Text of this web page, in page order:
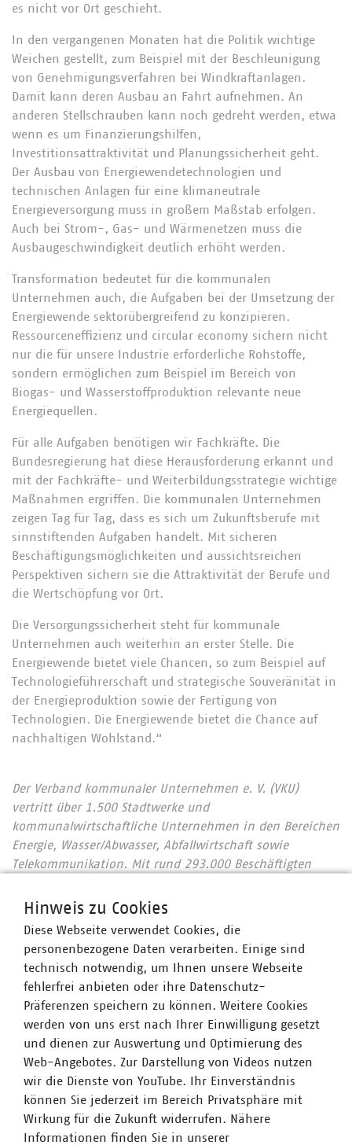
es nicht vor Ort geschieht.
In den vergangenen Monaten hat die Politik wichtige
Weichen gestellt, zum Beispiel mit der Beschleunigung
von Genehmigungsverfahren bei Windkraftanlagen.
Damit kann deren Ausbau an Fahrt aufnehmen. An
anderen Stellschrauben kann noch gedreht werden, etwa
wenn es um Finanzierungshilfen,
Investitionsattraktivität und Planungssicherheit geht.
Der Ausbau von Energiewendetechnologien und
technischen Anlagen für eine klimaneutrale
Energieversorgung muss in großem Maßstab erfolgen.
Auch bei Strom-, Gas- und Wärmenetzen muss die
Ausbaugeschwindigkeit deutlich erhöht werden.
Transformation bedeutet für die kommunalen
Unternehmen auch, die Aufgaben bei der Umsetzung der
Energiewende sektorübergreifend zu konzipieren.
Ressourceneffizienz und circular economy sichern nicht
nur die für unsere Industrie erforderliche Rohstoffe,
sondern ermöglichen zum Beispiel im Bereich von
Biogas- und Wasserstoffproduktion relevante neue
Energiequellen.
Für alle Aufgaben benötigen wir Fachkräfte. Die
Bundesregierung hat diese Herausforderung erkannt und
mit der Fachkräfte- und Weiterbildungsstrategie wichtige
Maßnahmen ergriffen. Die kommunalen Unternehmen
zeigen Tag für Tag, dass es sich um Zukunftsberufe mit
sinnstiftenden Aufgaben handelt. Mit sicheren
Beschäftigungsmöglichkeiten und aussichtsreichen
Perspektiven sichern sie die Attraktivität der Berufe und
die Wertschöpfung vor Ort.
Die Versorgungssicherheit steht für kommunale
Unternehmen auch weiterhin an erster Stelle. Die
Energiewende bietet viele Chancen, so zum Beispiel auf
Technologieführerschaft und strategische Souveränität in
der Energieproduktion sowie der Fertigung von
Technologien. Die Energiewende bietet die Chance auf
nachhaltigen Wohlstand.“
Der Verband kommunaler Unternehmen e. V. (VKU)
vertritt über 1.500 Stadtwerke und
kommunalwirtschaftliche Unternehmen in den Bereichen
Energie, Wasser/Abwasser, Abfallwirtschaft sowie
Telekommunikation. Mit rund 293.000 Beschäftigten
erwirtschaftet und mehr als 16 Milliarden Euro investiert.
Mitgliedsunternehmen signifikante Marktanteile in
zentralen Ver- und Entsorgungsbereichen: Strom 66
Prozent, Gas 60 Prozent, Wärme 88 Prozent, Trinkwasser
Abfallwirtschaft entsorgt jeden Tag 31.500 Tonnen Abfall
und hat seit 1990 rund 76 Prozent ihrer CO2-Emissionen
eingespart – damit ist sie der Hidden Champion des
Klimaschutzes. Immer mehr Mitgliedsunternehmen
investieren pro Jahr über 957 Millionen Euro. Künftig
wollen 80 Prozent der kommunalen Unternehmen den
Hinweis zu Cookies
Diese Webseite verwendet Cookies, die
personenbezogene Daten verarbeiten. Einige sind
technisch notwendig, um Ihnen unsere Webseite
fehlerfrei anbieten oder ihre Datenschutz-
Präferenzen speichern zu können. Weitere Cookies
werden von uns erst nach Ihrer Einwilligung gesetzt
und dienen zur Auswertung und Optimierung des
Web-Angebotes. Zur Darstellung von Videos nutzen
wir die Dienste von YouTube. Ihr Einverständnis
können Sie jederzeit im Bereich Privatsphäre mit
Wirkung für die Zukunft widerrufen. Nähere
Informationen finden Sie in unserer